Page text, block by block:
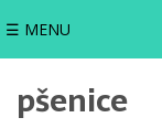
☰ MENU
pšenice